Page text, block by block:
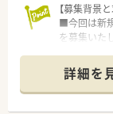
体調不良や
います。
■風通しの
もすぐに馴
ります。
【募集背景
■今回は新
を募集いたし
極的に学
■多くの患
滑なコミュ
詳細を